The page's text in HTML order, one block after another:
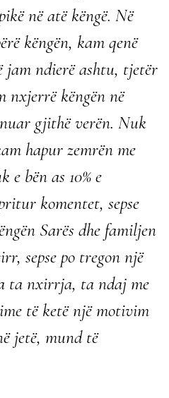
në atë këngë. Në
këngën, kam qenë
jam ndierë ashtu, tjetër
nxjerrë këngën në
gjithë verën. Nuk
hapur zemrën me
bën as 10% e
komentet, sepse
Sarës dhe familjen
sepse po tregon një
ta nxirrja, ta ndaj me
të ketë një motivim
jetë, mund të